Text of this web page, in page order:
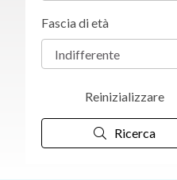
Fascia di età
Reinizializzare
Ricerca